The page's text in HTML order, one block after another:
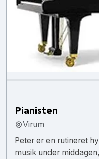
Pianisten
Virum
Peter er en rutineret
musik under